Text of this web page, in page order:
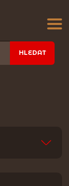
HLEDAT